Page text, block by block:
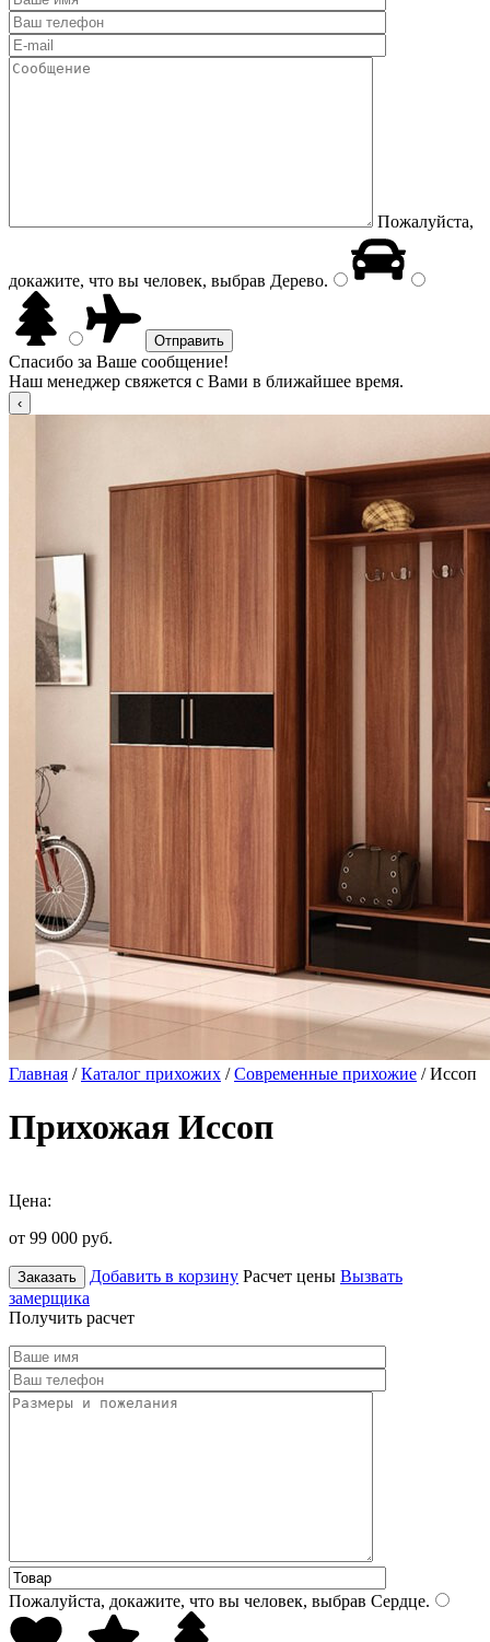
Пожалуйста,
докажите, что вы человек, выбрав Дерево.
Спасибо за Ваше сообщение!
Наш менеджер свяжется с Вами в ближайшее время.
Главная /Каталог прихожих /Современные прихожие / Иссоп
Прихожая Иссоп
Цена:
от 99 000 руб.
Заказать Добавить в корзину Расчет цены Вызвать
замерщика
Получить расчет
Пожалуйста, докажите, что вы человек, выбрав Сердце.